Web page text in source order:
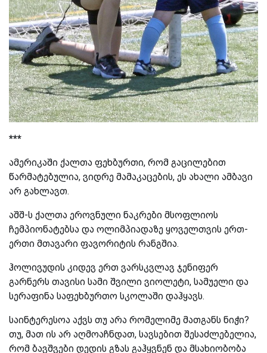
***
ამერიკაში ქალთა ფეხბურთი, რომ გაცილებით
წარმატებულია, ვიდრე მამაკაცების, ეს ახალი ამბავი
არ გახლავთ.
აშშ-ს ქალთა ეროვნული ნაკრები მსოფლიოს
ჩემპიონატებსა და ოლიმპიადაზე ყოველთვის ერთ-
ერთი მთავარი ფავორიტის რანგშია.
ჰოლივუდის კიდევ ერთ ვარსკვლავ ჯენიფერ
გარნერს თავისი სამი შვილი ვიოლეტი, სამუელი და
სერაფინა საფეხბურთო სკოლაში დაჰყავს.
საინტერესოა აქვს თუ არა რომელიმე მათგანს ნიჭი?
თუ, მათ ის არ აღმოაჩნდათ, სავსებით შესაძლებელია,
რომ ბავშვები დედის გზას გაჰყვნენ და მსახიობობა